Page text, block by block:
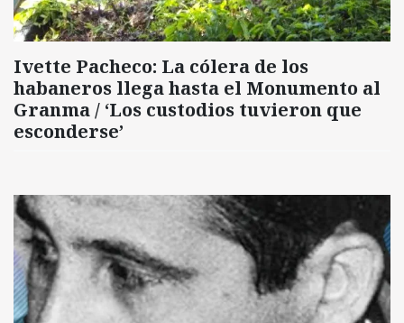
Ivette Pacheco: La cólera de los
habaneros llega hasta el Monumento al
Granma / ‘Los custodios tuvieron que
esconderse’